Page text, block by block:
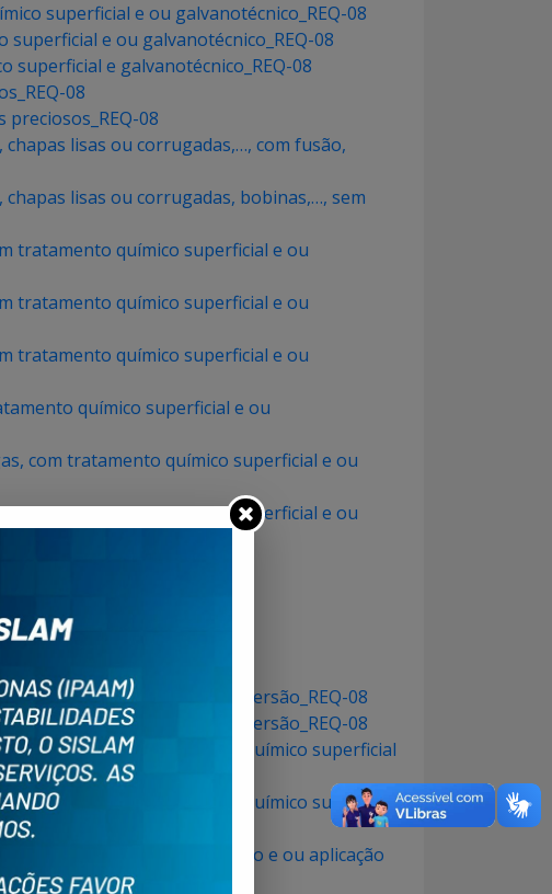
superficial e ou galvanotécnico_REQ-08
e ou galvanotécnico_REQ-08
superficial e galvanotécnico_REQ-08
08
08
lisas ou corrugadas,…, com fusão,
lisas ou corrugadas, bobinas,…, sem
tratamento químico superficial e ou
tratamento químico superficial e ou
tratamento químico superficial e ou
químico superficial e ou
com tratamento químico superficial e ou
sem tratamento químico superficial e ou
e ou pintura por aspersão_REQ-08
e ou pintura por aspersão_REQ-08
móveis com tratamento químico superficial
móveis sem tratamento químico superficial
e ou pintura por aspersão e ou aplicação